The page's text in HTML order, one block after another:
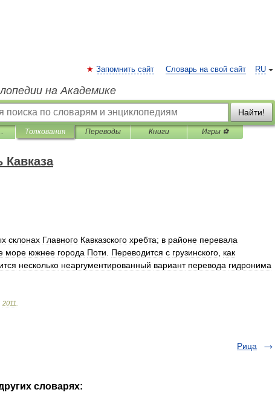
RU
Запомнить сайт Словарь на свой сайт
на Академике
Найти!
Кавказа Толкования Переводы Книги Игры ⚽
Кавказа
склонах Главного Кавказского хребта; в районе перевала
море южнее города Поти Переводится с грузинского как
несколько неаргументированный вариант перевода гидронима
2011
Рица
словарях: